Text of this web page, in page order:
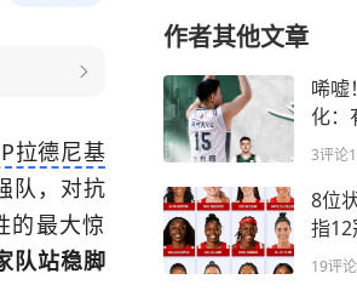
拉德尼基
队，对抗
的最大惊
队站稳脚
作者其他文章
唏嘘
化：
有人
3评论
8位
指12
差距
19评论